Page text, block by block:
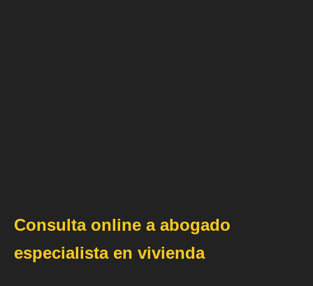
Consulta online a abogado
especialista en vivienda